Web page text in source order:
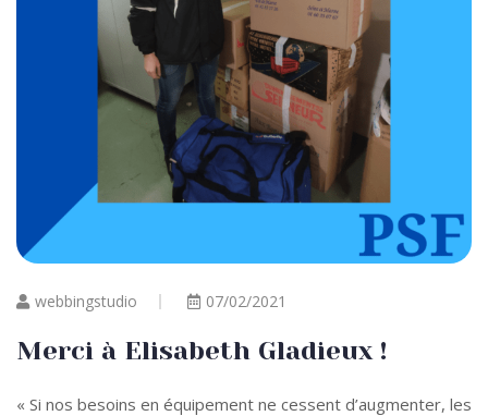
webbingstudio 07/02/2021
Merci à Elisabeth Gladieux !
« Si nos besoins en équipement ne cessent d’augmenter, les